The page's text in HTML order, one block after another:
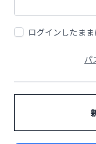
ログインしたまま
パ